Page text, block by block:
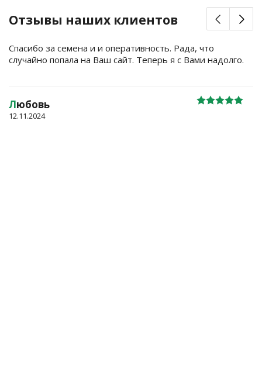
Отзывы наших клиентов
Спасибо за семена и и оперативность. Рада, что
случайно попала на Ваш сайт. Теперь я с Вами надолго.
Любовь
12.11.2024